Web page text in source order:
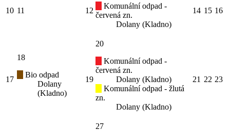
10 11 12
Komunální odpad -
červená zn.
Dolany (Kladno)
14 15 16
17
18
Bio odpad
Dolany
(Kladno)
19
20
Komunální odpad -
červená zn.
Dolany (Kladno)
Komunální odpad - žlutá
zn.
Dolany (Kladno)
21 22 23
27